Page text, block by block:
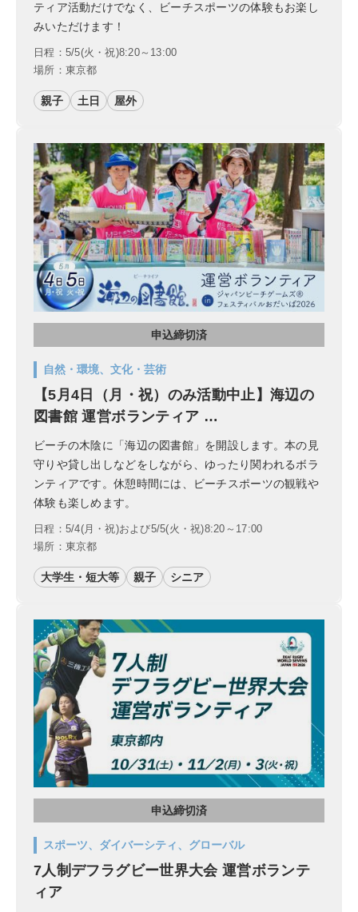
ティア活動だけでなく、ビーチスポーツの体験もお楽し
みいただけます！
日程：5/5(火・祝)8:20～13:00
場所：東京都
親子 土日 屋外
申込締切済
自然・環境、文化・芸術
【5月4日（月・祝）のみ活動中止】海辺の
図書館 運営ボランティア …
ビーチの木陰に「海辺の図書館」を開設します。本の見
守りや貸し出しなどをしながら、ゆったり関われるボラ
ンティアです。休憩時間には、ビーチスポーツの観戦や
体験も楽しめます。
日程：5/4(月・祝)および5/5(火・祝)8:20～17:00
場所：東京都
大学生・短大等 親子 シニア
申込締切済
スポーツ、ダイバーシティ、グローバル
7人制デフラグビー世界大会 運営ボランテ
ィア